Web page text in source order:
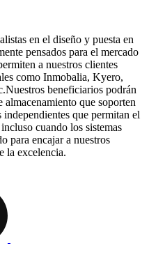
en el diseño y puesta en
pensados para el mercado
a nuestros clientes
como Inmobalia, Kyero,
beneficiarios podrán
almacenamiento que soporten
independientes que permitan el
cuando los sistemas
para encajar a nuestros
la excelencia.